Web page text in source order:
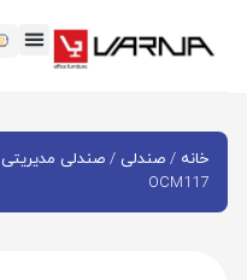
خانه / صندلی / صندلی مدیریتی
OCM117